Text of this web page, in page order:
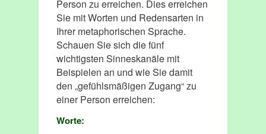
Person zu erreichen. Dies erreichen
Sie mit Worten und Redensarten in
Ihrer metaphorischen Sprache.
Schauen Sie sich die fünf
wichtigsten Sinneskanäle mit
Beispielen an und wie Sie damit
den „gefühlsmäßigen Zugang“ zu
einer Person erreichen:
Worte: